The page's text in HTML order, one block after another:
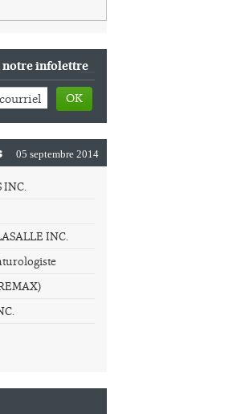
notre infolettre
OK
05 septembre 2014
INC.
INC.